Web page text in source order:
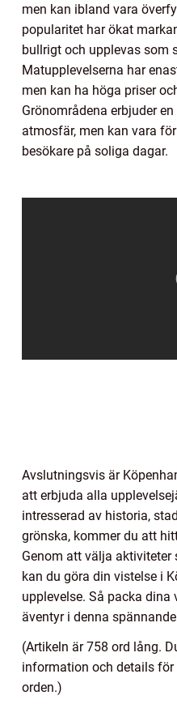
men kan ibland vara
popularitet har ökat
bullrigt och upplevas som
Matupplevelserna har
men kan ha höga priser
Grönområdena erbjuder
atmosfär, men kan vara
besökare på soliga dagar.
Avslutningsvis är
att erbjuda alla
intresserad av historia,
grönska, kommer du att
Genom att välja aktiviteter
kan du göra din vistelse i
upplevelse. Så packa dina
äventyr i denna
(Artikeln är 758 ord lång.
information och details
orden.)